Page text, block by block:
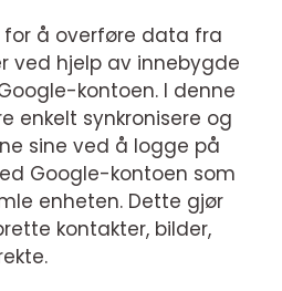
å overføre data fra
ved hjelp av innebygde
kontoen. I denne
enkelt synkronisere og
sine ved å logge på
Google-kontoen som
enheten. Dette gjør
kontakter, bilder,